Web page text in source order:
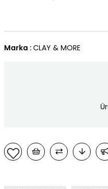
Marka : CLAY & MORE